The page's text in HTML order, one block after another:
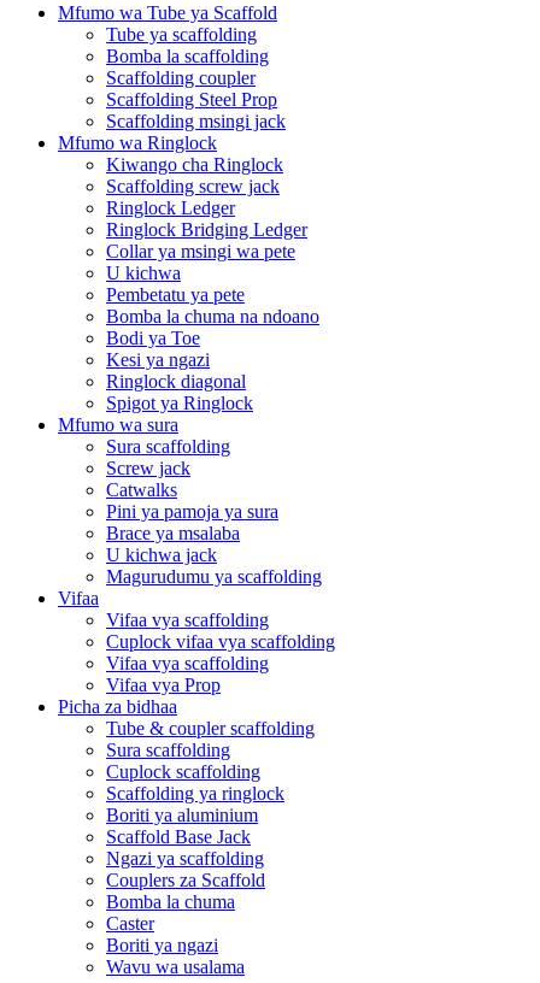
Mfumo wa Tube ya Scaffold
Tube ya scaffolding
Bomba la scaffolding
Scaffolding coupler
Scaffolding Steel Prop
Scaffolding msingi jack
Mfumo wa Ringlock
Kiwango cha Ringlock
Scaffolding screw jack
Ringlock Ledger
Ringlock Bridging Ledger
Collar ya msingi wa pete
U kichwa
Pembetatu ya pete
Bomba la chuma na ndoano
Bodi ya Toe
Kesi ya ngazi
Ringlock diagonal
Spigot ya Ringlock
Mfumo wa sura
Sura scaffolding
Screw jack
Catwalks
Pini ya pamoja ya sura
Brace ya msalaba
U kichwa jack
Magurudumu ya scaffolding
Vifaa
Vifaa vya scaffolding
Cuplock vifaa vya scaffolding
Vifaa vya scaffolding
Vifaa vya Prop
Picha za bidhaa
Tube & coupler scaffolding
Sura scaffolding
Cuplock scaffolding
Scaffolding ya ringlock
Boriti ya aluminium
Scaffold Base Jack
Ngazi ya scaffolding
Couplers za Scaffold
Bomba la chuma
Caster
Boriti ya ngazi
Wavu wa usalama